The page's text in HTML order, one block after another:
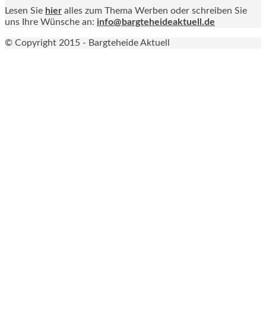
Lesen Sie hier alles zum Thema Werben oder schreiben Sie
uns Ihre Wünsche an: info@bargteheideaktuell.de
© Copyright 2015 - Bargteheide Aktuell